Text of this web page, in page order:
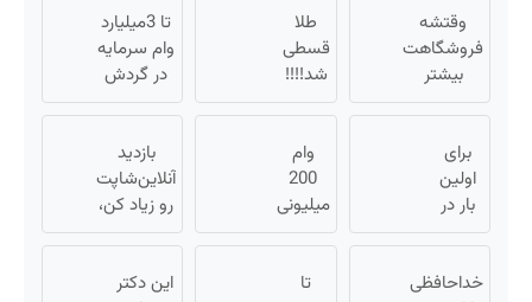
وقتشه
فروشگاهت
بیشتر
بفروشه (
ثبت نام کن
)
طلا
قسطی
شد!!!!
💰🔥
تا 3میلیارد
وام سرمایه
در گردش
فروشندگان
فروشگاهت
رو ثبت کن
برای
اولین
بار در
ایران
این
وام
200
میلیونی
آبان تتر.
الان
بازدید
آنلاین‌شاپت
رو زیاد کن،
بازدید بالاتر
بیشتر
خداحافظی
تا
این دکتر